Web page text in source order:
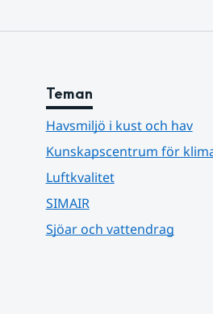
Teman
Havsmiljö i kust och hav
Kunskapscentrum för
Luftkvalitet
SIMAIR
Sjöar och vattendrag